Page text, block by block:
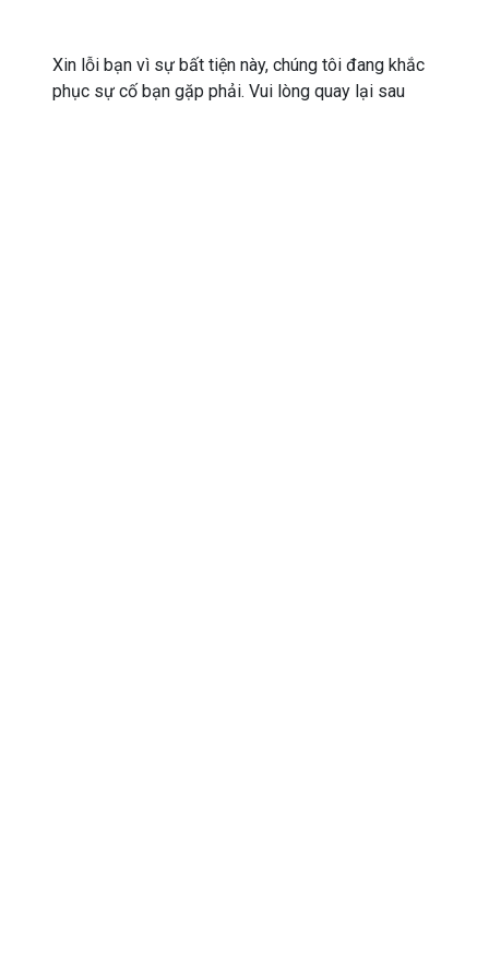
Xin lỗi bạn vì sự bất tiện này, chúng tôi đang khắc
phục sự cố bạn gặp phải. Vui lòng quay lại sau